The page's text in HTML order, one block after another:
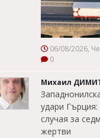
06/08/2026,
0
Михаил
удари
случая за
жертви